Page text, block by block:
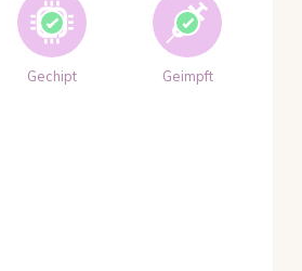
Gechipt Geimpft